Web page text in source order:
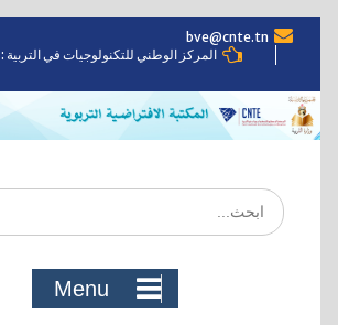
Skip
bve@cnte.tn
المركز الوطني للتكنولوجيات في التربية :
Search
for:
Menu